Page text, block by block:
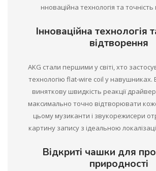
нноваційна технологія та
Інноваційна технологія
відтворення
AKG стали першими у світі, хто
технологію flat-wire coil у навушниках.
виняткову швидкість реакції
максимально точно відтворювати
цьому музиканти і звукорежисери
картину запису з ідеальною
Відкриті чашки для
природності